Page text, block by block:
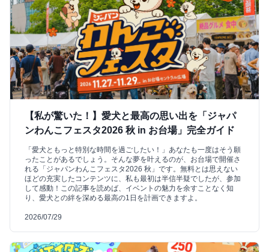
【私が驚いた！】愛犬と最高の思い出を「ジャパ
ンわんこフェスタ2026 秋 in お台場」完全ガイド
「愛犬ともっと特別な時間を過ごしたい！」あなたも一度はそう願
ったことがあるでしょう。そんな夢を叶えるのが、お台場で開催さ
れる「ジャパンわんこフェスタ2026 秋」です。無料とは思えない
ほどの充実したコンテンツに、私も最初は半信半疑でしたが、参加
して感動！この記事を読めば、イベントの魅力を余すことなく知
り、愛犬との絆を深める最高の1日を計画できますよ。
2026/07/29